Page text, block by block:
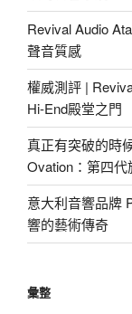
Revival Audio
聲音質感
權威測評 |
Hi-End殿堂之門
真正有突破的時
Ovation：第四
意大利音響品牌
響的藝術傳奇
彙整